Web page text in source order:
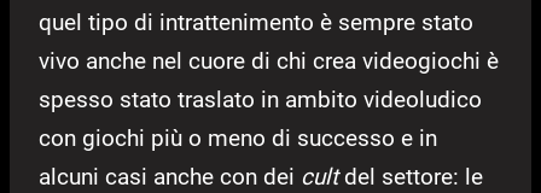
quel tipo di intrattenimento è sempre stato
vivo anche nel cuore di chi crea videogiochi è
spesso stato traslato in ambito videoludico
con giochi più o meno di successo e in
alcuni casi anche con dei cultdel settore: le